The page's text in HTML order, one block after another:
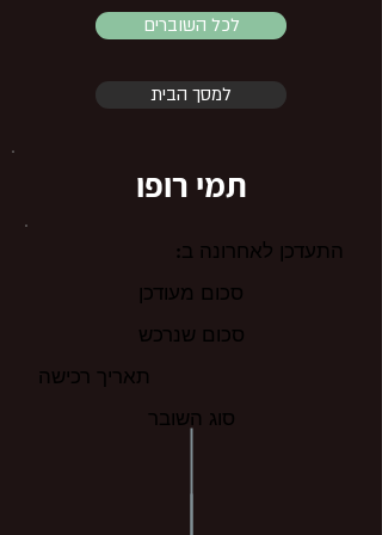
לכל השוברים
למסך הבית
תמי רופו
התעדכן לאחרונה ב:
סכום מעודכן
סכום שנרכש
תאריך רכישה
סוג השובר